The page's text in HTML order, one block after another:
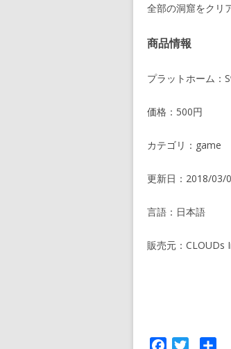
全部の洞窟をクリ
商品情報
プラットホーム：
価格：500円
カテゴリ：game
更新日：2018/03/
言語：日本語
販売元：CLOUDs